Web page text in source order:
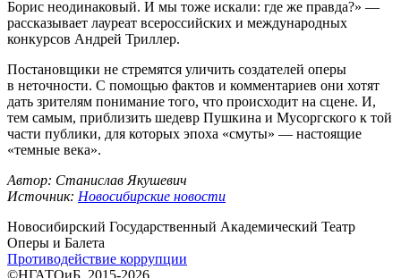
Борис неодинаковый. И мы тоже искали: где же правда?» —
рассказывает лауреат всероссийских и международных
конкурсов Андрей Триллер.
Постановщики не стремятся уличить создателей оперы
в неточности. С помощью фактов и комментариев они хотят
дать зрителям понимание того, что происходит на сцене. И,
тем самым, приблизить шедевр Пушкина и Мусоргского к той
части публики, для которых эпоха «смуты» — настоящие
«темные века».
Автор: Станислав Якушевич
Источник: Новосибирские новости
Новосибирский Государственный Академический Театр
Оперы и Балета
Противодействие коррупции
©НГАТОиБ, 2015-2026